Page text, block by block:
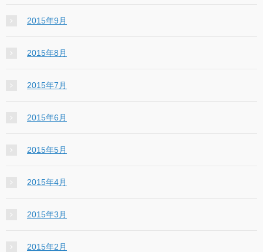
2015年9月
2015年8月
2015年7月
2015年6月
2015年5月
2015年4月
2015年3月
2015年2月